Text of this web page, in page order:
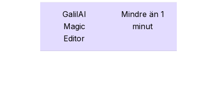
GalilAI
Magic
Editor
Mindre än 1
minut